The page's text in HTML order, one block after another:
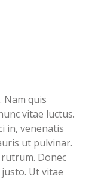
Nam quis
vitae luctus.
in, venenatis
ut pulvinar.
Donec
Ut vitae